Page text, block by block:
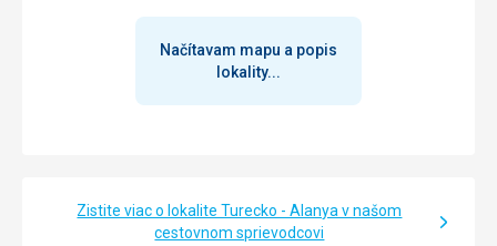
Načítavam mapu a popis
lokality...
Zistite viac o lokalite Turecko - Alanya v našom
cestovnom sprievodcovi